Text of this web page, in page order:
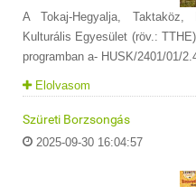
A Tokaj-Hegyalja, Taktaköz,
Kulturális Egyesület (röv.:
programban a- HUSK/2401/01/
Elolvasom
Szüreti Borzsongás
2025-09-30 16:04:57